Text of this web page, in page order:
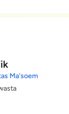
Ma'soem